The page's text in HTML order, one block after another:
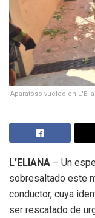
Aparatoso vuelco en
L’ELIANA – Un
sobresaltado este
conductor, cuya
ser rescatado de